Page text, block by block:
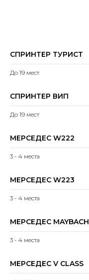
СПРИНТЕР ТУРИСТ
До 19 мест
СПРИНТЕР ВИП
До 19 мест
МЕРСЕДЕС W222
3 - 4 места
МЕРСЕДЕС W223
3 - 4 места
МЕРСЕДЕС MAYBACH
3 - 4 места
МЕРСЕДЕС V CLASS